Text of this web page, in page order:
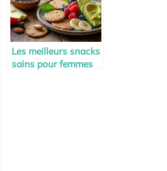
Les meilleurs snacks
sains pour femmes